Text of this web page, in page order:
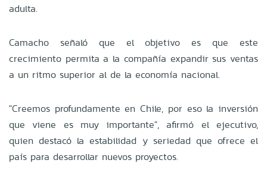
adulta.
Camacho señaló que el objetivo es que este
crecimiento permita a la compañía expandir sus ventas
a un ritmo superior al de la economía nacional.
"Creemos profundamente en Chile, por eso la inversión
que viene es muy importante", afirmó el ejecutivo,
quien destacó la estabilidad y seriedad que ofrece el
país para desarrollar nuevos proyectos.